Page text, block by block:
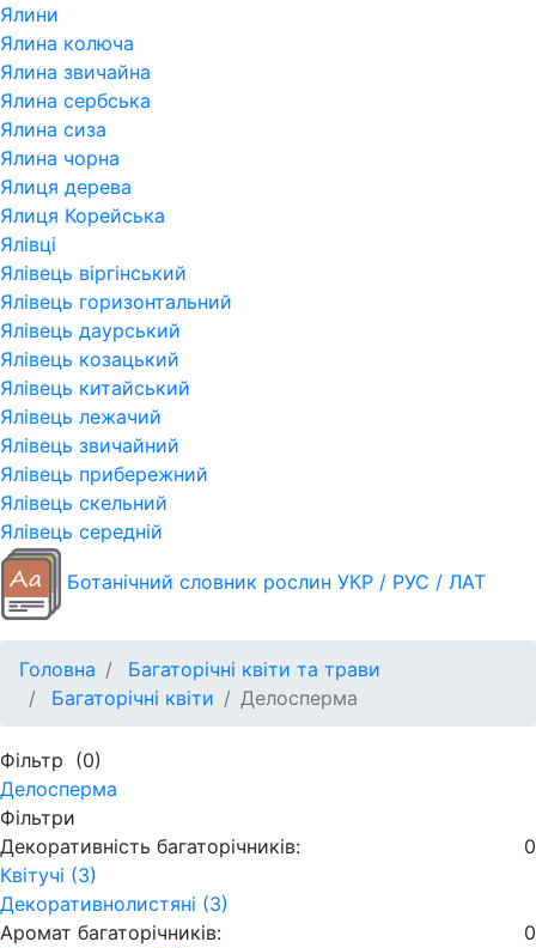
Ялини
Ялина колюча
Ялина звичайна
Ялина сербська
Ялина сиза
Ялина чорна
Ялиця дерева
Ялиця Корейська
Ялівці
Ялівець віргінський
Ялівець горизонтальний
Ялівець даурський
Ялівець козацький
Ялівець китайський
Ялівець лежачий
Ялівець звичайний
Ялівець прибережний
Ялівець скельний
Ялівець середній
Ботанічний словник рослин УКР / РУС / ЛАТ
Головна
Багаторічні квіти та трави
Багаторічні квіти
Делосперма
Фільтр (0)
Делосперма
Фільтри
Декоративність багаторічників:
0
Квітучі (3)
Декоративнолистяні (3)
Аромат багаторічників:
0